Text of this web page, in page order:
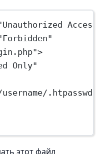
Only"
.htpasswd
этот файл